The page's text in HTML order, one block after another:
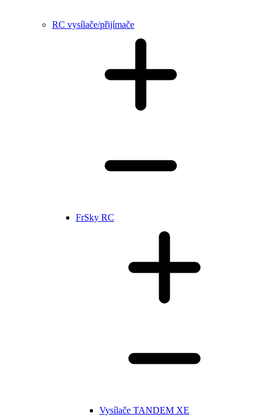
RC vysílače/přijímače
FrSky RC
Vysílače TANDEM XE